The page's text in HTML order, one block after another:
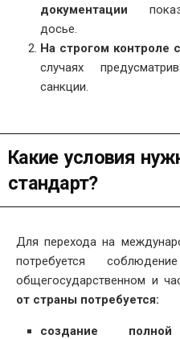
документации
досье.
На строгом контроле
случаях
санкции.
Какие условия
стандарт?
Для перехода на
потребуется
общегосударственном и
от страны потребуется:
создание